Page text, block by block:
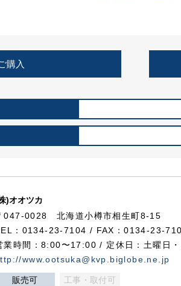
住宅使用部材標準化推進協議会
購入
)オオツカ
047-0028 北海道小樽市相生町8-15
：0134-23-7104 / FAX：0134-23-
業時間：8:00〜17:00 / 定休日：土曜日・
www.ootsuka@kvp.biglobe.ne.jp
販売可 工事・取付可